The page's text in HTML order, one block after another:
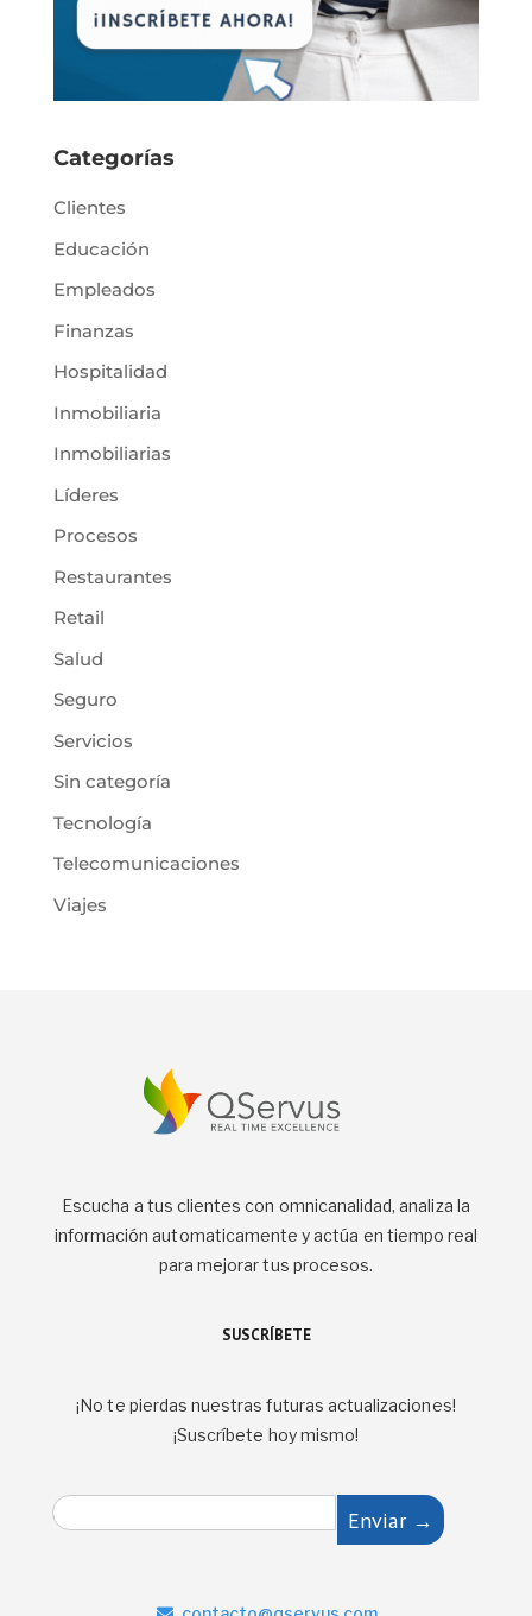
Categorías
Clientes
Educación
Empleados
Finanzas
Hospitalidad
Inmobiliaria
Inmobiliarias
Líderes
Procesos
Restaurantes
Retail
Salud
Seguro
Servicios
Sin categoría
Tecnología
Telecomunicaciones
Viajes
Escucha a tus clientes con omnicanalidad, analiza la
información automaticamente y actúa en tiempo real
para mejorar tus procesos.
SUSCRÍBETE
¡No te pierdas nuestras futuras actualizaciones!
¡Suscríbete hoy mismo!
E
m
Enviar →